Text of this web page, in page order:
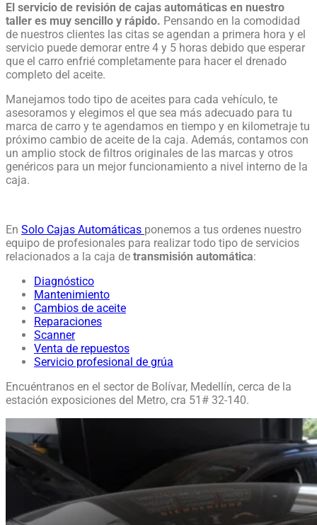
El servicio de revisión de cajas automáticas en nuestro
taller es muy sencillo y rápido. Pensando en la comodidad
de nuestros clientes las citas se agendan a primera hora y el
servicio puede demorar entre 4 y 5 horas debido que esperar
que el carro enfrié completamente para hacer el drenado
completo del aceite.
Manejamos todo tipo de aceites para cada vehículo, te
asesoramos y elegimos el que sea más adecuado para tu
marca de carro y te agendamos en tiempo y en kilometraje tu
próximo cambio de aceite de la caja. Además, contamos con
un amplio stock de filtros originales de las marcas y otros
genéricos para un mejor funcionamiento a nivel interno de la
caja.
En Solo Cajas Automáticas ponemos a tus ordenes nuestro
equipo de profesionales para realizar todo tipo de servicios
relacionados a la caja de transmisión automática:
Diagnóstico
Mantenimiento
Cambios de aceite
Reparaciones
Scanner
Venta de repuestos
Servicio profesional de grúa
Encuéntranos en el sector de Bolívar, Medellín, cerca de la
estación exposiciones del Metro, cra 51# 32-140.